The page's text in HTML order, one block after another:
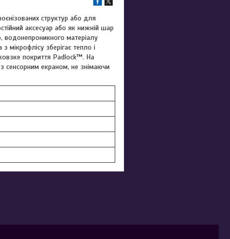
структур або для
аксесуар або як нижній шар
водонепроникного матеріалу
зберігає тепло і
покриття Padlock™. На
сенсорним екраном, не знімаючи